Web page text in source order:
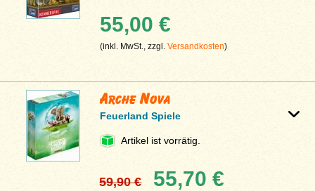
55,00 €
(inkl. MwSt., zzgl.Versandkosten)
Arche Nova
Feuerland Spiele
Artikel ist vorrätig.
59,90 € 55,70 €